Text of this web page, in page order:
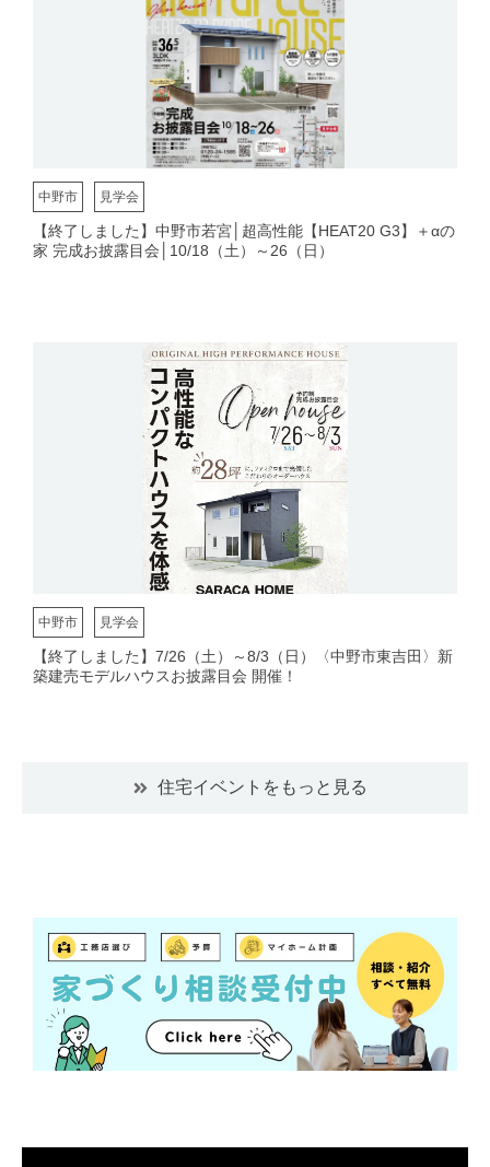
中野市 見学会
【終了しました】中野市若宮│超高性能【HEAT20 G3】＋αの
家 完成お披露目会│10/18（土）～26（日）
中野市 見学会
【終了しました】7/26（土）～8/3（日）〈中野市東吉田〉新
築建売モデルハウスお披露目会 開催！
住宅イベントをもっと見る